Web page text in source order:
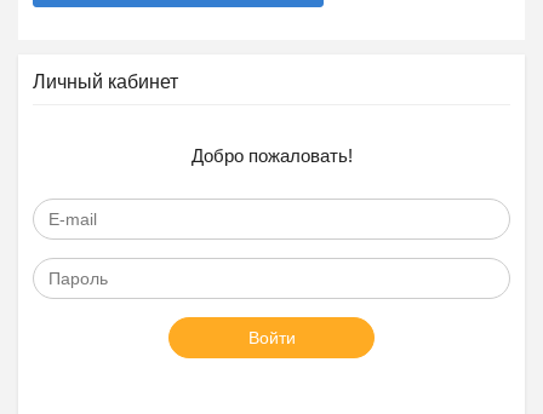
Личный кабинет
Добро пожаловать!
Войти